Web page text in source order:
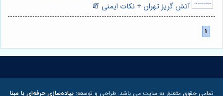
آتش گریز تهران + نکات ایمنی 🧯
تمامی حقوق متعلق به سایت می باشد. طراحی و توسعه:پیاده‌سازی حرفه‌ای با مبنا